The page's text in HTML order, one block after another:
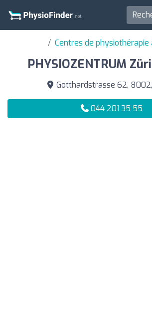
Centres de physiothérapie
PHYSIOZENTRUM
Gotthardstrasse 62,
044 201 35 55